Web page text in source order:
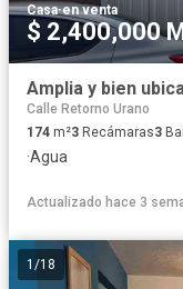
Casa·en venta
$ 2,400,000
Calle Retorno Urano
174 m²3 Recámaras3
·Agua
Actualizado hace 3
1 /18